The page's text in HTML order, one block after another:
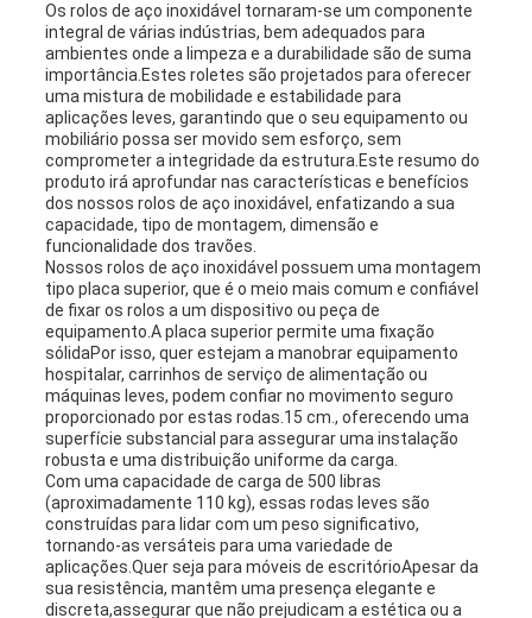
SITE
PRIVACY
POLICY
Os rolos de aço inoxidável tornaram-se um componente
integral de várias indústrias, bem adequados para
ambientes onde a limpeza e a durabilidade são de suma
importância.Estes roletes são projetados para oferecer
uma mistura de mobilidade e estabilidade para
aplicações leves, garantindo que o seu equipamento ou
mobiliário possa ser movido sem esforço, sem
comprometer a integridade da estrutura.Este resumo do
produto irá aprofundar nas características e benefícios
dos nossos rolos de aço inoxidável, enfatizando a sua
capacidade, tipo de montagem, dimensão e
funcionalidade dos travões.
Nossos rolos de aço inoxidável possuem uma montagem
tipo placa superior, que é o meio mais comum e confiável
de fixar os rolos a um dispositivo ou peça de
equipamento.A placa superior permite uma fixação
sólidaPor isso, quer estejam a manobrar equipamento
hospitalar, carrinhos de serviço de alimentação ou
máquinas leves, podem confiar no movimento seguro
proporcionado por estas rodas.15 cm., oferecendo uma
superfície substancial para assegurar uma instalação
robusta e uma distribuição uniforme da carga.
Com uma capacidade de carga de 500 libras
(aproximadamente 110 kg), essas rodas leves são
construídas para lidar com um peso significativo,
tornando-as versáteis para uma variedade de
aplicações.Quer seja para móveis de escritórioApesar da
sua resistência, mantêm uma presença elegante e
discreta,assegurar que não prejudicam a estética ou a